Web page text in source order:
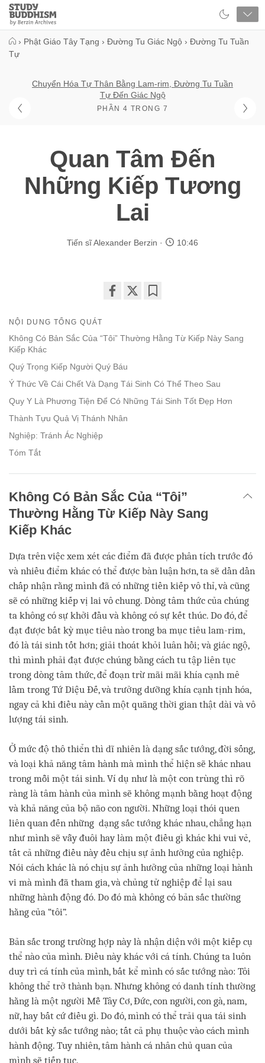
Close
Study
Buddhism
› Phật Giáo Tây Tạng › Đường Tu Giác Ngộ › Đường Tu Tuần
Tự
Chuyển Hóa Tự Thân Bằng Lam-rim, Đường Tu Tuần
Tự Đến Giác Ngộ
PHẦN 4 TRONG 7
Quan Tâm Đến
Những Kiếp Tương
Lai
Tiến sĩ Alexander Berzin 10:46
facebook
NỘI DUNG TỔNG QUÁT
Không Có Bản Sắc Của “Tôi” Thường Hằng Từ Kiếp Này Sang
Kiếp Khác
Quý Trọng Kiếp Người Quý Báu
Ý Thức Về Cái Chết Và Dạng Tái Sinh Có Thể Theo Sau
Quy Y Là Phương Tiện Để Có Những Tái Sinh Tốt Đẹp Hơn
Thành Tựu Quả Vị Thánh Nhân
Nghiệp: Tránh Ác Nghiệp
Tóm Tắt
Không Có Bản Sắc Của “Tôi”
Thường Hằng Từ Kiếp Này Sang
Kiếp Khác
Dựa trên việc xem xét các điểm đã được phân tích trước đó
và nhiều điểm khác có thể được bàn luận hơn, ta sẽ dần dần
chấp nhận rằng mình đã có những tiền kiếp vô thỉ, và cũng
sẽ có những kiếp vị lai vô chung. Dòng tâm thức của chúng
ta không có sự khởi đầu và không có sự kết thúc. Do đó, để
đạt được bất kỳ mục tiêu nào trong ba mục tiêu lam-rim,
đó là tái sinh tốt hơn; giải thoát khỏi luân hồi; và giác ngộ,
thì mình phải đạt được chúng bằng cách tu tập liên tục
trong dòng tâm thức, để đoạn trừ mãi mãi khía cạnh mê
lầm trong Tứ Diệu Đế, và trưởng dưỡng khía cạnh tịnh hóa,
ngay cả khi điều này cần một quãng thời gian thật dài và vô
lượng tái sinh.
Ở mức độ thô thiển thì dĩ nhiên là dạng sắc tướng, đời sống,
và loại khả năng tâm hành mà mình thể hiện sẽ khác nhau
trong mỗi một tái sinh. Ví dụ như là một con trùng thì rõ
ràng là tâm hành của mình sẽ không mạnh bằng hoạt động
và khả năng của bộ não con người. Những loại thói quen
liên quan đến những dạng sắc tướng khác nhau, chẳng hạn
như mình sẽ vẫy đuôi hay làm một điều gì khác khi vui vẻ,
tất cả những điều này đều chịu sự ảnh hưởng của nghiệp.
Nói cách khác là nó chịu sự ảnh hưởng của những loại hành
vi mà mình đã tham gia, và chủng tử nghiệp để lại sau
những hành động đó. Do đó mà không có bản sắc thường
hằng của “tôi”.
Bản sắc trong trường hợp này là nhận diện với một kiếp cụ
thể nào của mình. Điều này khác với cá tính. Chúng ta luôn
duy trì cá tính của mình, bất kể mình có sắc tướng nào: Tôi
không thể trở thành bạn. Nhưng không có danh tính thường
hằng là một người Mễ Tây Cơ, Đức, con người, con gà, nam,
nữ, hay bất cứ điều gì. Do đó, mình có thể trải qua tái sinh
dưới bất kỳ sắc tướng nào; tất cả phụ thuộc vào cách mình
hành động. Tuy nhiên, tâm hành cá nhân chủ quan của
mình sẽ tiếp tục.